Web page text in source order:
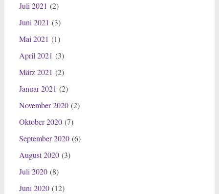
Juli 2021 (2)
Juni 2021 (3)
Mai 2021 (1)
April 2021 (3)
März 2021 (2)
Januar 2021 (2)
November 2020(2)
Oktober 2020(7)
September 2020(6)
August 2020(3)
Juli 2020(8)
Juni 2020(12)